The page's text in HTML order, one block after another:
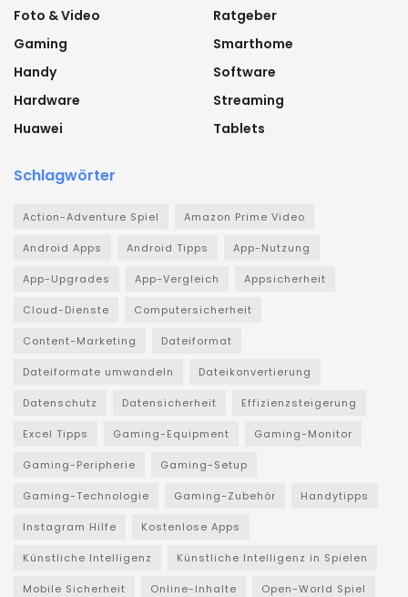
Foto & Video
Gaming
Handy
Hardware
Huawei
Ratgeber
Smarthome
Software
Streaming
Tablets
Schlagwörter
Action-Adventure Spiel Amazon Prime Video
Android Apps Android Tipps App-Nutzung
App-Upgrades App-Vergleich Appsicherheit
Cloud-Dienste Computersicherheit
Content-Marketing Dateiformat
Dateiformate umwandeln Dateikonvertierung
Datenschutz Datensicherheit Effizienzsteigerung
Excel Tipps Gaming-Equipment Gaming-Monitor
Gaming-Peripherie Gaming-Setup
Gaming-Technologie Gaming-Zubehör Handytipps
Instagram Hilfe Kostenlose Apps
Künstliche Intelligenz Künstliche Intelligenz in Spielen
Mobile Sicherheit Online-Inhalte Open-World Spiel